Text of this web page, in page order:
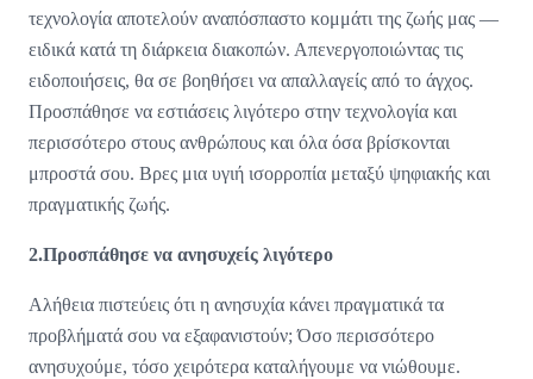
τεχνολογία αποτελούν αναπόσπαστο κομμάτι της ζωής μας —
ειδικά κατά τη διάρκεια διακοπών. Απενεργοποιώντας τις
ειδοποιήσεις, θα σε βοηθήσει να απαλλαγείς από το άγχος.
Προσπάθησε να εστιάσεις λιγότερο στην τεχνολογία και
περισσότερο στους ανθρώπους και όλα όσα βρίσκονται
μπροστά σου. Βρες μια υγιή ισορροπία μεταξύ ψηφιακής και
πραγματικής ζωής.
2.Προσπάθησε να ανησυχείς λιγότερο
Αλήθεια πιστεύεις ότι η ανησυχία κάνει πραγματικά τα
προβλήματά σου να εξαφανιστούν; Όσο περισσότερο
ανησυχούμε, τόσο χειρότερα καταλήγουμε να νιώθουμε.